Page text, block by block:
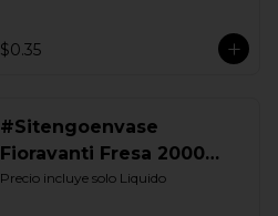
$0.35
#Sitengoenvase
Fioravanti Fresa 2000
ML. Retornable
Precio incluye solo Liquido